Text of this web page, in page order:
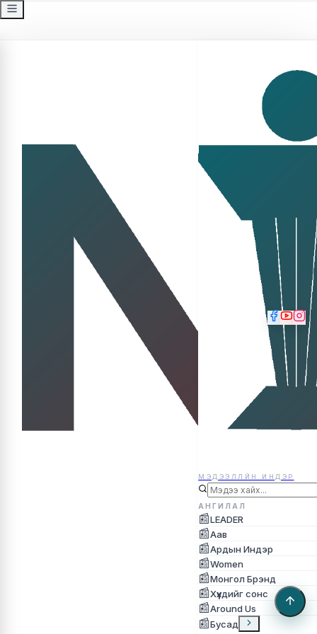
МЭДЭЭЛЛЙН ИНДЭР
АНГИЛАЛ
📰LEADER
📰Аав
📰Ардын Индэр
📰Women
📰Монгол Брэнд
📰Хүүхдийг сонс
📰Around Us
📰Бусад